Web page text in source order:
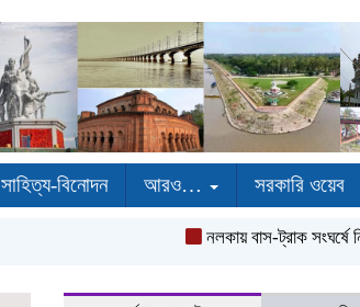
সাহিত্য-বিনোদন আরও… সরকারি ওয়েব
নলকায় বাস-ট্রাক সংঘর্ষে